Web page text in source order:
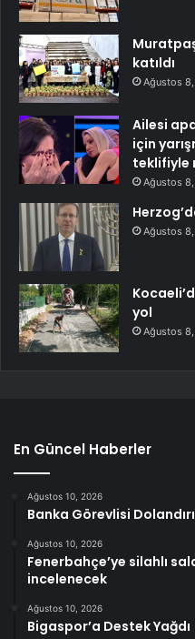
katıldı
Ağustos
Ailesi
için
teklifiyle
Ağustos
Ağustos
yol
Ağustos
En Güncel Haberler
Ağustos 10, 2026
Banka Görevlisi
Ağustos 10, 2026
Fenerbahçe’ye silahlı
incelenecek
Ağustos 10, 2026
Bigaspor’a Destek Yağdı